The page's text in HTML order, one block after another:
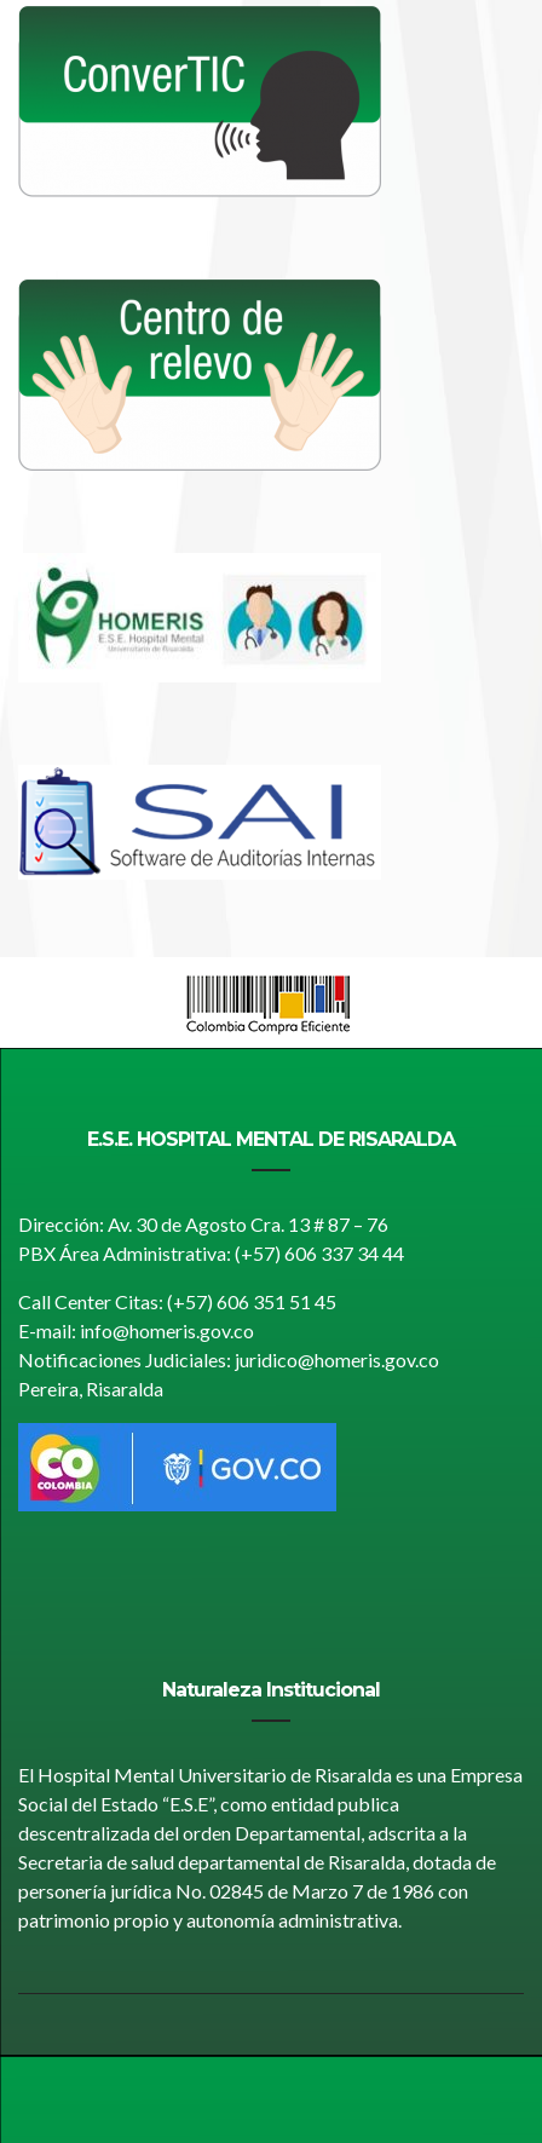
E.S.E. HOSPITAL MENTAL DE RISARALDA
Dirección: Av. 30 de Agosto Cra. 13 # 87 – 76
PBX Área Administrativa: (+57) 606 337 34 44
Call Center Citas: (+57) 606 351 51 45
E-mail: info@homeris.gov.co
Notificaciones Judiciales: juridico@homeris.gov.co
Pereira, Risaralda
Naturaleza Institucional
El Hospital Mental Universitario de Risaralda es una Empresa
Social del Estado “E.S.E”, como entidad publica
descentralizada del orden Departamental, adscrita a la
Secretaria de salud departamental de Risaralda, dotada de
personería jurídica No. 02845 de Marzo 7 de 1986 con
patrimonio propio y autonomía administrativa.